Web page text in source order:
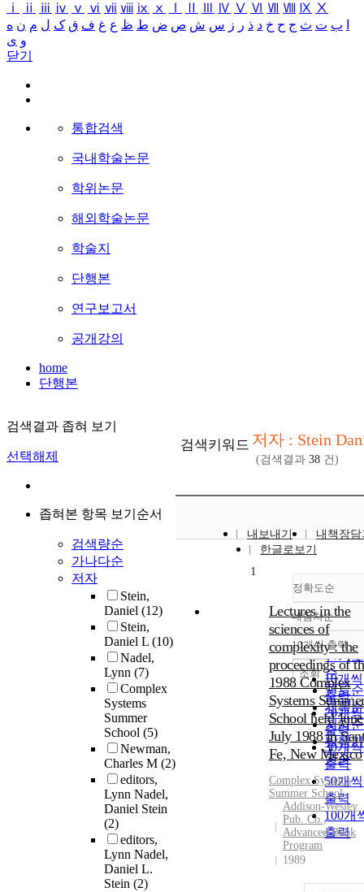
ⅰ
ⅱ ⅲ ⅳ ⅴ ⅵ ⅶ ⅷ ⅸ ⅹ Ⅳ Ⅴ Ⅵ Ⅶ Ⅷ Ⅸ Ⅹ
ب ت ث ج ح خ د ذ ر ز س ش ص ض ط ظ ع غ ف ق ک ل م ن ه
و ی
닫기
통합검색
국내학술논문
학위논문
해외학술논문
학술지
단행본
연구보고서
공개강의
home
단행본
검색결과 좁혀 보기
선택해제
좁혀본 항목 보기순서
검색량순
가나다순
저자
Stein,
Daniel (12)
Stein,
Daniel L (10)
Nadel,
Lynn (7)
Complex
Systems
Summer
School (5)
Newman,
Charles M (2)
editors,
Lynn Nadel,
Daniel Stein
(2)
editors,
Lynn Nadel,
Daniel L.
Stein (2)
검색키워드 저자 : Stein
(검색결과 38 건)
내보내기
내책장담
한글로보기
정확도순
정확도
순
인기도
순
연도순
제목순
저자순
발행기
관순
내림차순
내림
10개씩 출력
10개씩
출력
20개씩
출력
30개씩
출력
50개씩
출력
100개
출력
조회
1
Lectures in the
sciences of
complexity : the
proceedings of
1988 Complex
Systems
School held
July 1988 in
Fe, New Mexico
Complex Systems
Summer School
Addison-Wesley
Pub. Co.,
Advanced Book
Program
1989